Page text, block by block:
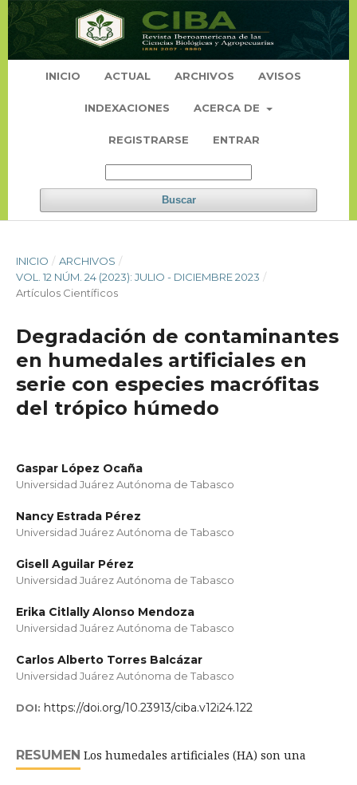
INICIO ACTUAL ARCHIVOS AVISOS
INDEXACIONES ACERCA DE
REGISTRARSE ENTRAR
Buscar
INICIO / ARCHIVOS /
VOL. 12 NÚM. 24 (2023): JULIO - DICIEMBRE 2023 /
Artículos Científicos
Degradación de contaminantes
en humedales artificiales en
serie con especies macrófitas
del trópico húmedo
Gaspar López Ocaña
Universidad Juárez Autónoma de Tabasco
Nancy Estrada Pérez
Universidad Juárez Autónoma de Tabasco
Gisell Aguilar Pérez
Universidad Juárez Autónoma de Tabasco
Erika Citlally Alonso Mendoza
Universidad Juárez Autónoma de Tabasco
Carlos Alberto Torres Balcázar
Universidad Juárez Autónoma de Tabasco
DOI: https://doi.org/10.23913/ciba.v12i24.122
RESUMEN Los humedales artificiales (HA) son una